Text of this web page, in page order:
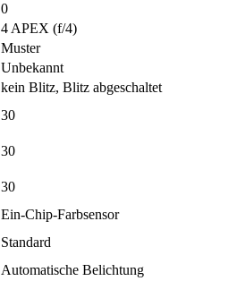
0
4 APEX (f/4)
Muster
Unbekannt
kein Blitz, Blitz abgeschaltet
30
30
30
Ein-Chip-Farbsensor
Standard
Automatische Belichtung